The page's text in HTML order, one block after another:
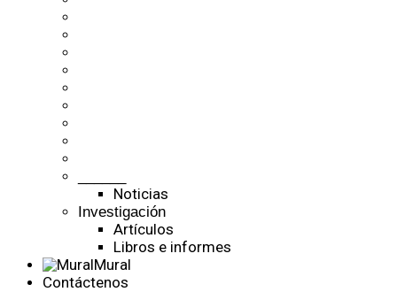
Noticias
Investigación
Artículos
Libros e informes
Mural
Contáctenos